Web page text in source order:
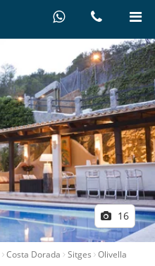
16
Costa Dorada Sitges Olivella